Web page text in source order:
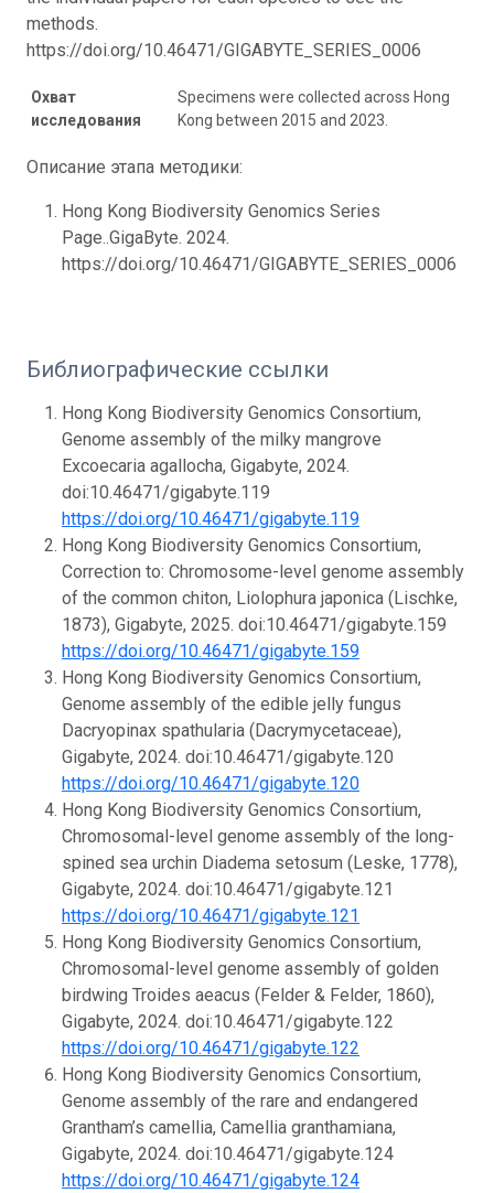
methods.
https://doi.org/10.46471/GIGABYTE_SERIES_0006
Охват
исследования
Specimens were collected across Hong
Kong between 2015 and 2023.
Описание этапа методики:
Hong Kong Biodiversity Genomics Series
Page..GigaByte. 2024.
https://doi.org/10.46471/GIGABYTE_SERIES_0006
Библиографические ссылки
Hong Kong Biodiversity Genomics Consortium,
Genome assembly of the milky mangrove
Excoecaria agallocha, Gigabyte, 2024.
doi:10.46471/gigabyte.119
https://doi.org/10.46471/gigabyte.119
Hong Kong Biodiversity Genomics Consortium,
Correction to: Chromosome-level genome assembly
of the common chiton, Liolophura japonica (Lischke,
1873), Gigabyte, 2025. doi:10.46471/gigabyte.159
https://doi.org/10.46471/gigabyte.159
Hong Kong Biodiversity Genomics Consortium,
Genome assembly of the edible jelly fungus
Dacryopinax spathularia (Dacrymycetaceae),
Gigabyte, 2024. doi:10.46471/gigabyte.120
https://doi.org/10.46471/gigabyte.120
Hong Kong Biodiversity Genomics Consortium,
Chromosomal-level genome assembly of the long-
spined sea urchin Diadema setosum (Leske, 1778),
Gigabyte, 2024. doi:10.46471/gigabyte.121
https://doi.org/10.46471/gigabyte.121
Hong Kong Biodiversity Genomics Consortium,
Chromosomal-level genome assembly of golden
birdwing Troides aeacus (Felder & Felder, 1860),
Gigabyte, 2024. doi:10.46471/gigabyte.122
https://doi.org/10.46471/gigabyte.122
Hong Kong Biodiversity Genomics Consortium,
Genome assembly of the rare and endangered
Grantham’s camellia, Camellia granthamiana,
Gigabyte, 2024. doi:10.46471/gigabyte.124
https://doi.org/10.46471/gigabyte.124